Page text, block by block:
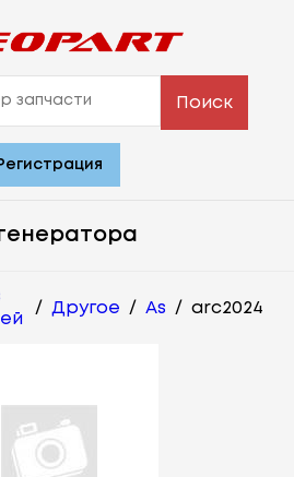
Поиск
/ Другое / As / arc2024